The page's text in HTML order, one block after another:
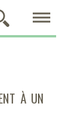
À UN